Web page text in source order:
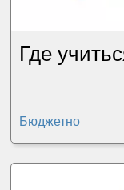
Где
Бюджетно